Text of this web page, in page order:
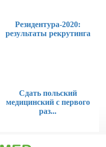
Резидентура-2020:
результаты рекрутинга
Сдать польский
медицинский с первого
раз...